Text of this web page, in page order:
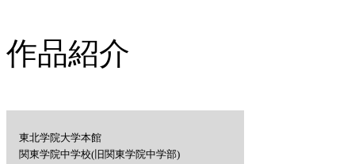
作品紹介
東北学院大学本館
関東学院中学校(旧関東学院中学部)